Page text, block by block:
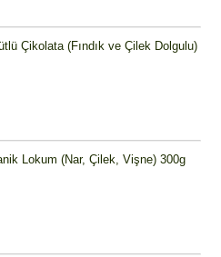
Çikolata (Fındık ve Çilek Dolgulu)
Lokum (Nar, Çilek, Vişne) 300g